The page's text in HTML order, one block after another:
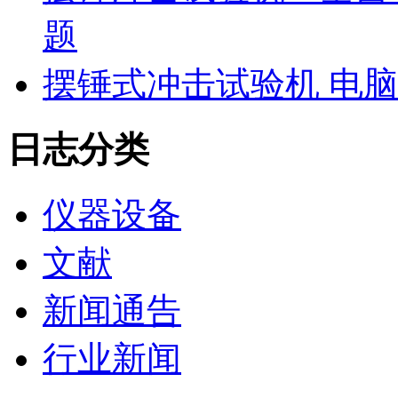
题
摆锤式冲击试验机 电
日志分类
仪器设备
文献
新闻通告
行业新闻